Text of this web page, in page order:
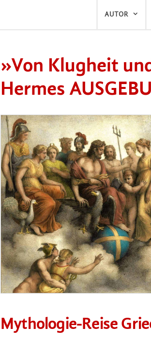
AUTOR
»Von Klugheit
Hermes
Mythologie-Reise